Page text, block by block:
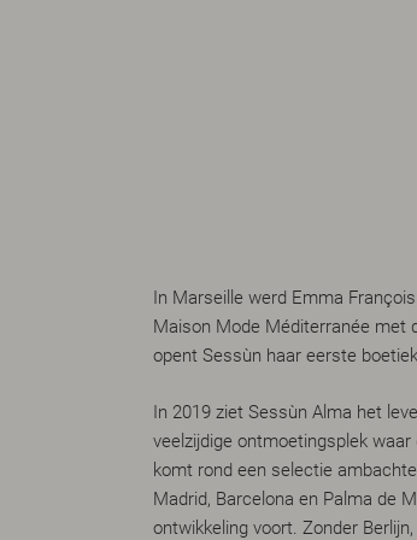
In Marseille werd Emma
Maison Mode Méditerranée met
opent Sessùn haar eerste
In 2019 ziet Sessùn Alma het
veelzijdige ontmoetingsplek
komt rond een selectie
Madrid, Barcelona en Palma de
ontwikkeling voort. Zonder